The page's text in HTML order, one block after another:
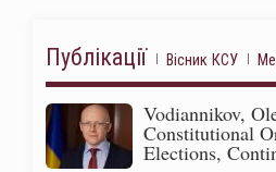
Публікації Вісник КСУ
Vodiannikov,
Constitutional
Elections,